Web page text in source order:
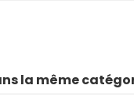
la même